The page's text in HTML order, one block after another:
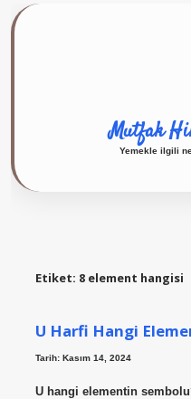
Mutfak
Yemekle ilgili
Etiket: 8 element hangisi
U Harfi Hangi
Tarih: Kasım 14, 2024
U hangi elementin